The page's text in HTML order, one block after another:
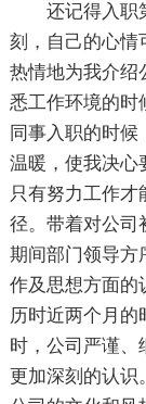
还记得入职
刻，自己的心情
热情地为我介绍
悉工作环境的时
同事入职的时
温暖，使我决心
只有努力工作才
径。带着对公司
期间部门领导方
作及思想方面的
历时近两个月的
时，公司严谨、
更加深刻的认识